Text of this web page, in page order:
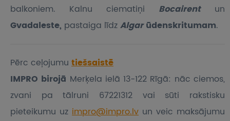
balkoniem. Kalnu ciematiņi Bocairent un
Gvadaleste, pastaiga līdzAlgarūdenskritumam.
Pērc ceļojumu tiešsaistē
IMPRO birojā Merķela ielā 13-122 Rīgā: nāc ciemos,
zvani pa tālruni 67221312 vai sūti rakstisku
pieteikumu uz impro@impro.lv un veic maksājumu